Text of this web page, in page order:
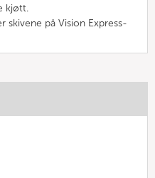
kjøtt.
skivene på Vision Express-